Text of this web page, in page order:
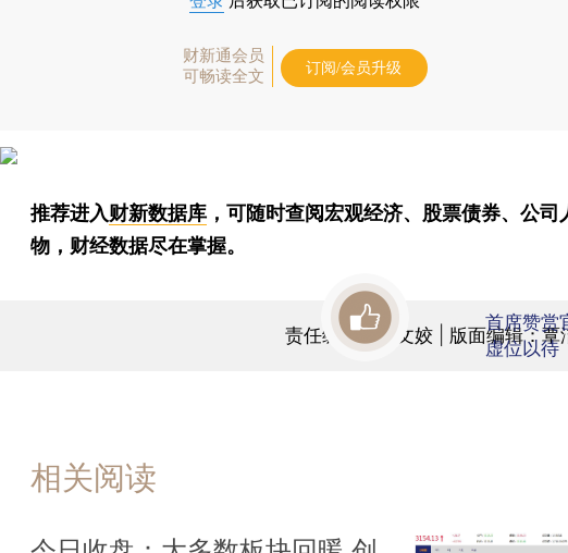
财新通会员
可畅读全文
订阅/会员升级
推荐进入财新数据库 ，可随时查阅宏观经济、股票债券、公司
物，财经数据尽在掌握。
责任编辑：曹文姣 | 版面编辑：覃
首席赞赏
虚位以待
相关阅读